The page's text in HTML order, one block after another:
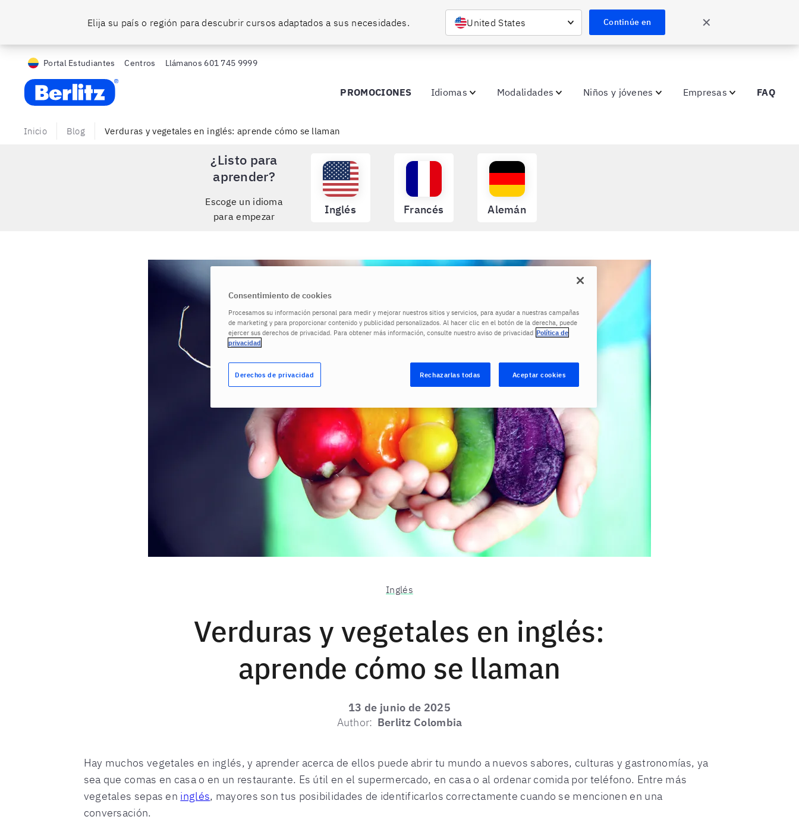
Elija su país o región para descubrir cursos adaptados a sus necesidades. United States Continúe en ✕
Portal Estudiantes Centros Llámanos 601 745 9999
Berlitz CO
PROMOCIONES Idiomas Modalidades Niños y jóvenes Empresas FAQ
Inicio Blog Verduras y vegetales en inglés: aprende cómo se llaman
¿Listo para
aprender?
Escoge un idioma
para empezar
Inglés Francés Alemán
Inglés
Verduras y vegetales en inglés:
aprende cómo se llaman
13 de junio de 2025
Author: Berlitz Colombia
Hay muchos vegetales en inglés, y aprender acerca de ellos puede abrir tu mundo a nuevos sabores, culturas y gastronomías, ya
sea que comas en casa o en un restaurante. Es útil en el supermercado, en casa o al ordenar comida por teléfono. Entre más
vegetales sepas en inglés, mayores son tus posibilidades de identificarlos correctamente cuando se mencionen en una
conversación.
Consentimiento de cookies
Procesamos su información personal para medir y mejorar nuestros sitios y servicios, para ayudar a nuestras campañas
de marketing y para proporcionar contenido y publicidad personalizados. Al hacer clic en el botón de la derecha, puede
ejercer sus derechos de privacidad. Para obtener más información, consulte nuestro aviso de privacidad Política de
privacidad
Derechos de privacidad Rechazarlas todas Aceptar cookies